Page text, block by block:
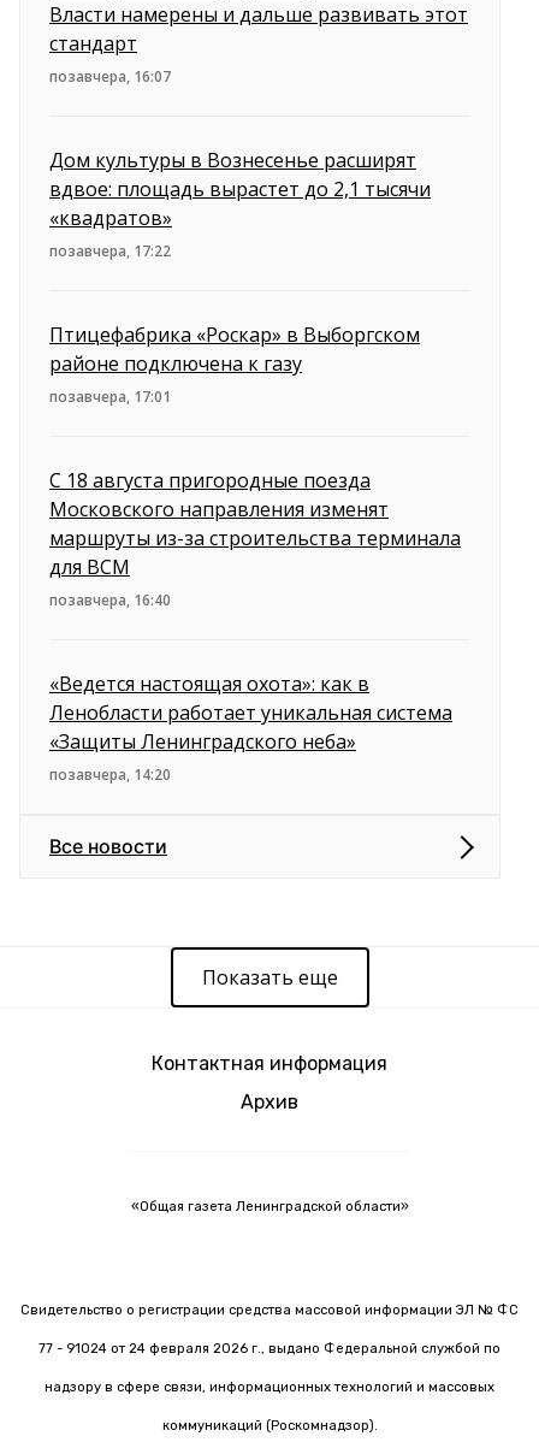
Власти намерены и дальше развивать этот
стандарт
позавчера, 16:07
Дом культуры в Вознесенье расширят
вдвое: площадь вырастет до 2,1 тысячи
«квадратов»
позавчера, 17:22
Птицефабрика «Роскар» в Выборгском
районе подключена к газу
позавчера, 17:01
С 18 августа пригородные поезда
Московского направления изменят
маршруты из-за строительства терминала
для ВСМ
позавчера, 16:40
«Ведется настоящая охота»: как в
Ленобласти работает уникальная система
«Защиты Ленинградского неба»
позавчера, 14:20
Все новости
Показать еще
Контактная информация
Архив
«Общая газета Ленинградской области»
Свидетельство о регистрации средства массовой информации ЭЛ № ФС
77 - 91024 от 24 февраля 2026 г., выдано Федеральной службой по
надзору в сфере связи, информационных технологий и массовых
коммуникаций (Роскомнадзор).